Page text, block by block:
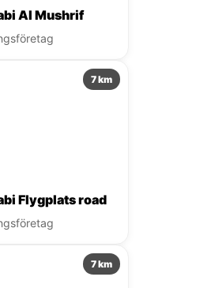
Al Mushrif
7 km
Flygplats road
7 km